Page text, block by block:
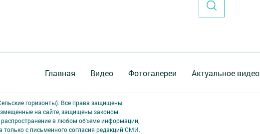
Главная Видео Фотогалереи Актуальное видео
горизонты). Все права защищены.
на сайте, защищены законом.
распространение в любом объеме информации,
с письменного согласия редакций СМИ.